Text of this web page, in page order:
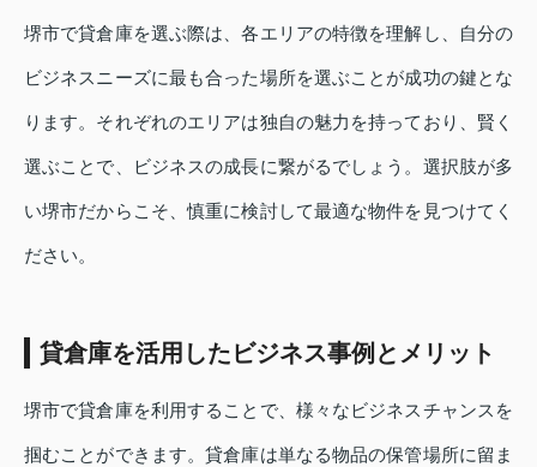
堺市で貸倉庫を選ぶ際は、各エリアの特徴を理解し、自分の
ビジネスニーズに最も合った場所を選ぶことが成功の鍵とな
ります。それぞれのエリアは独自の魅力を持っており、賢く
選ぶことで、ビジネスの成長に繋がるでしょう。選択肢が多
い堺市だからこそ、慎重に検討して最適な物件を見つけてく
ださい。
貸倉庫を活用したビジネス事例とメリット
堺市で貸倉庫を利用することで、様々なビジネスチャンスを
掴むことができます。貸倉庫は単なる物品の保管場所に留ま